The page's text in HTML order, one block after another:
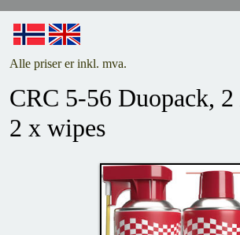
Alle priser er inkl. mva.
CRC 5-56 Duopack,
2 x wipes